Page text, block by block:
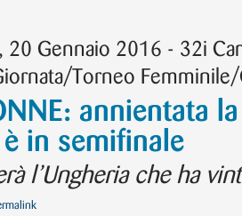
20 Gennaio 2016 - 32i
Torneo
annientata
è in semifinale
l’Ungheria che ha